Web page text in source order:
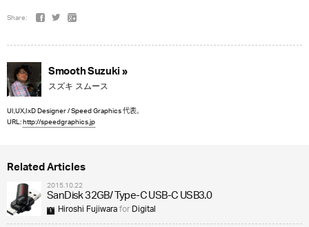
Share:
Smooth Suzuki »
スズキ スムース
UI,UX,IxD Designer / Speed Graphics 代表。
URL:http://speedgraphics.jp
Related Articles
2015.10.22
SanDisk 32GB/ Type-C USB-C USB3.0
Hiroshi FujiwaraforDigital